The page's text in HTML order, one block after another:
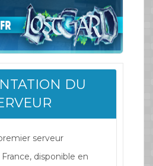
DU
serveur
disponible en